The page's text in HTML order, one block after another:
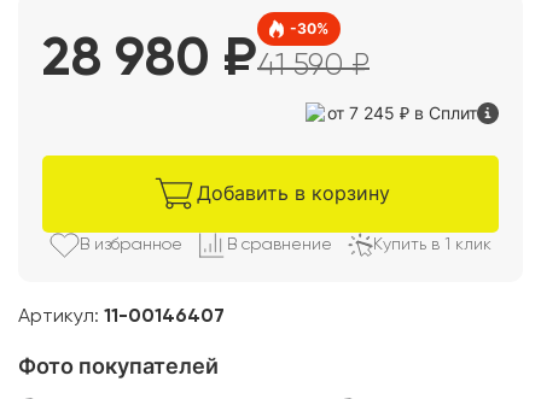
Артикул: 11-00146407
28 980 ₽
-30%
41 590₽
от 7 245 ₽ в Сплит
Добавить в корзину
В избранное В сравнение Купить в 1 клик
Фото покупателей